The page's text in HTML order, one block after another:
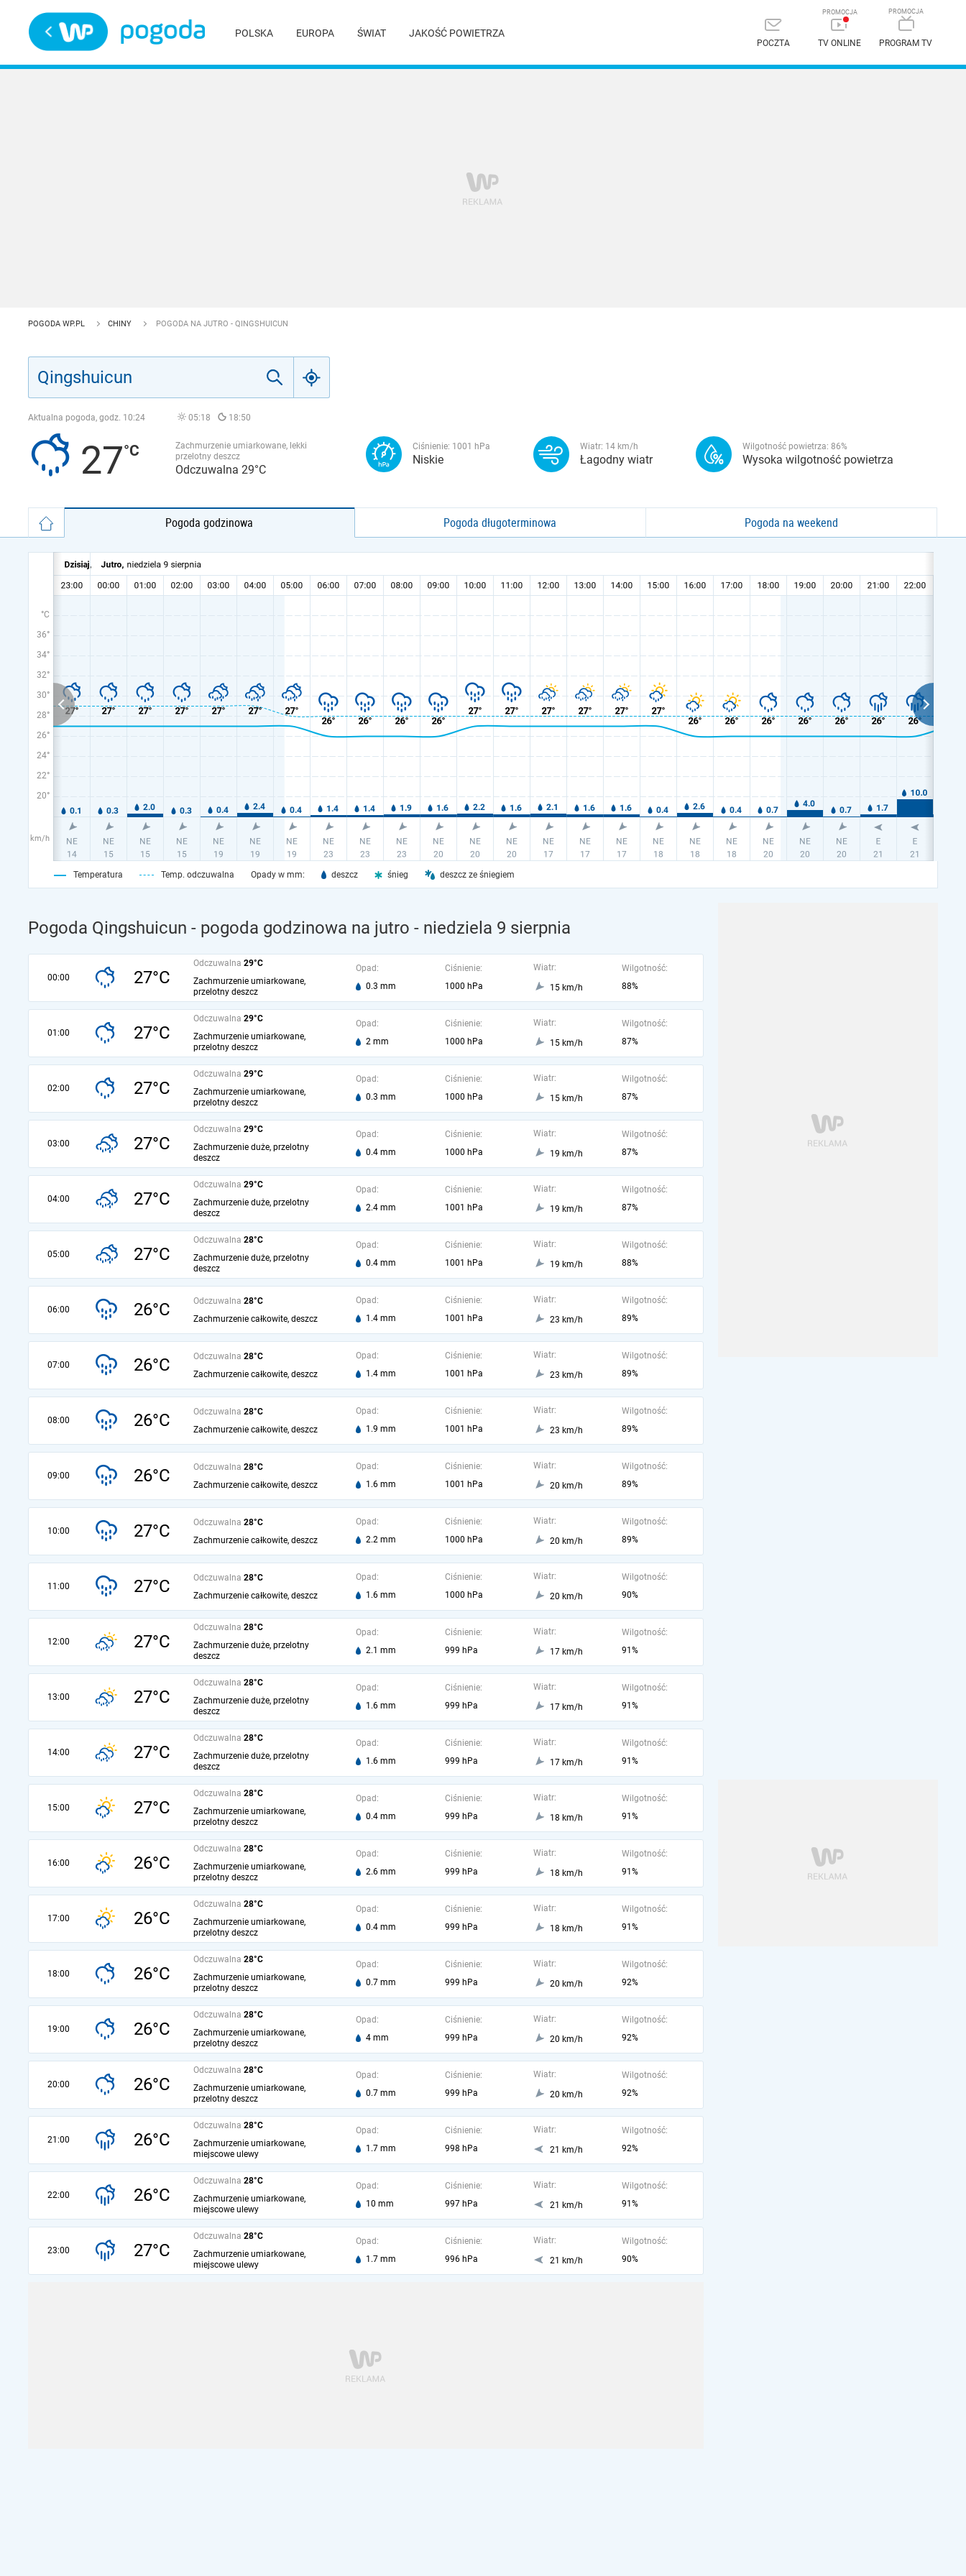
POLSKA EUROPA ŚWIAT JAKOŚĆ POWIETRZA
POCZTA TV ONLINE PROGRAM TV
POGODA WP.PL CHINY POGODA NA JUTRO - QINGSHUICUN
Aktualna pogoda, godz. 10:24 05:18 18:50
27
Zachmurzenie umiarkowane, lekki
przelotny deszcz
Odczuwalna 29°C
Ciśnienie: 1001 hPa
Niskie
Wiatr: 14 km/h
Łagodny wiatr
Wilgotność powietrza: 86%
Wysoka wilgotność powietrza
Pogoda godzinowa Pogoda długoterminowa Pogoda na weekend
°C
36°
34°
32°
30°
28°
26°
24°
22°
20°
km/h
Temperatura Temp. odczuwalna Opady w mm: deszcz śnieg deszcz ze śniegiem
Pogoda Qingshuicun - pogoda godzinowa na jutro - niedziela 9 sierpnia
00:00 27°C
Odczuwalna 29°C
Zachmurzenie umiarkowane,
przelotny deszcz
Opad:
0.3 mm
Ciśnienie:
1000 hPa
Wiatr:
15 km/h
Wilgotność:
88%
01:00 27°C
Odczuwalna 29°C
Zachmurzenie umiarkowane,
przelotny deszcz
Opad:
2 mm
Ciśnienie:
1000 hPa
Wiatr:
15 km/h
Wilgotność:
87%
02:00 27°C
Odczuwalna 29°C
Zachmurzenie umiarkowane,
przelotny deszcz
Opad:
0.3 mm
Ciśnienie:
1000 hPa
Wiatr:
15 km/h
Wilgotność:
87%
03:00 27°C
Odczuwalna 29°C
Zachmurzenie duże, przelotny
deszcz
Opad:
0.4 mm
Ciśnienie:
1000 hPa
Wiatr:
19 km/h
Wilgotność:
87%
04:00 27°C
Odczuwalna 29°C
Zachmurzenie duże, przelotny
deszcz
Opad:
2.4 mm
Ciśnienie:
1001 hPa
Wiatr:
19 km/h
Wilgotność:
87%
05:00 27°C
Odczuwalna 28°C
Zachmurzenie duże, przelotny
deszcz
Opad:
0.4 mm
Ciśnienie:
1001 hPa
Wiatr:
19 km/h
Wilgotność:
88%
06:00 26°C Odczuwalna 28°C
Zachmurzenie całkowite, deszcz
Opad:
1.4 mm
Ciśnienie:
1001 hPa
Wiatr:
23 km/h
Wilgotność:
89%
07:00 26°C Odczuwalna 28°C
Zachmurzenie całkowite, deszcz
Opad:
1.4 mm
Ciśnienie:
1001 hPa
Wiatr:
23 km/h
Wilgotność:
89%
08:00 26°C Odczuwalna 28°C
Zachmurzenie całkowite, deszcz
Opad:
1.9 mm
Ciśnienie:
1001 hPa
Wiatr:
23 km/h
Wilgotność:
89%
09:00 26°C Odczuwalna 28°C
Zachmurzenie całkowite, deszcz
Opad:
1.6 mm
Ciśnienie:
1001 hPa
Wiatr:
20 km/h
Wilgotność:
89%
10:00 27°C Odczuwalna 28°C
Zachmurzenie całkowite, deszcz
Opad:
2.2 mm
Ciśnienie:
1000 hPa
Wiatr:
20 km/h
Wilgotność:
89%
11:00 27°C Odczuwalna 28°C
Zachmurzenie całkowite, deszcz
Opad:
1.6 mm
Ciśnienie:
1000 hPa
Wiatr:
20 km/h
Wilgotność:
90%
12:00 27°C
Odczuwalna 28°C
Zachmurzenie duże, przelotny
deszcz
Opad:
2.1 mm
Ciśnienie:
999 hPa
Wiatr:
17 km/h
Wilgotność:
91%
13:00 27°C
Odczuwalna 28°C
Zachmurzenie duże, przelotny
deszcz
Opad:
1.6 mm
Ciśnienie:
999 hPa
Wiatr:
17 km/h
Wilgotność:
91%
14:00 27°C
Odczuwalna 28°C
Zachmurzenie duże, przelotny
deszcz
Opad:
1.6 mm
Ciśnienie:
999 hPa
Wiatr:
17 km/h
Wilgotność:
91%
15:00 27°C
Odczuwalna 28°C
Zachmurzenie umiarkowane,
przelotny deszcz
Opad:
0.4 mm
Ciśnienie:
999 hPa
Wiatr:
18 km/h
Wilgotność:
91%
16:00 26°C
Odczuwalna 28°C
Zachmurzenie umiarkowane,
przelotny deszcz
Opad:
2.6 mm
Ciśnienie:
999 hPa
Wiatr:
18 km/h
Wilgotność:
91%
17:00 26°C
Odczuwalna 28°C
Zachmurzenie umiarkowane,
przelotny deszcz
Opad:
0.4 mm
Ciśnienie:
999 hPa
Wiatr:
18 km/h
Wilgotność:
91%
18:00 26°C
Odczuwalna 28°C
Zachmurzenie umiarkowane,
przelotny deszcz
Opad:
0.7 mm
Ciśnienie:
999 hPa
Wiatr:
20 km/h
Wilgotność:
92%
19:00 26°C
Odczuwalna 28°C
Zachmurzenie umiarkowane,
przelotny deszcz
Opad:
4 mm
Ciśnienie:
999 hPa
Wiatr:
20 km/h
Wilgotność:
92%
20:00 26°C
Odczuwalna 28°C
Zachmurzenie umiarkowane,
przelotny deszcz
Opad:
0.7 mm
Ciśnienie:
999 hPa
Wiatr:
20 km/h
Wilgotność:
92%
21:00 26°C
Odczuwalna 28°C
Zachmurzenie umiarkowane,
miejscowe ulewy
Opad:
1.7 mm
Ciśnienie:
998 hPa
Wiatr:
21 km/h
Wilgotność:
92%
22:00 26°C
Odczuwalna 28°C
Zachmurzenie umiarkowane,
miejscowe ulewy
Opad:
10 mm
Ciśnienie:
997 hPa
Wiatr:
21 km/h
Wilgotność:
91%
23:00 27°C
Odczuwalna 28°C
Zachmurzenie umiarkowane,
miejscowe ulewy
Opad:
1.7 mm
Ciśnienie:
996 hPa
Wiatr:
21 km/h
Wilgotność:
90%